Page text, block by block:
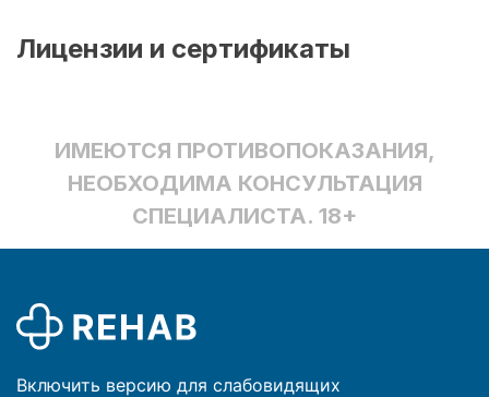
Лицензии и сертификаты
ИМЕЮТСЯ ПРОТИВОПОКАЗАНИЯ,
НЕОБХОДИМА КОНСУЛЬТАЦИЯ
СПЕЦИАЛИСТА. 18+
Включить версию для слабовидящих